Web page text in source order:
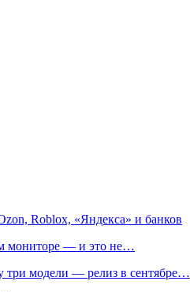
Roblox, «Яндекса» и банков
мониторе — и это не…
три модели — релиз в сентябре…